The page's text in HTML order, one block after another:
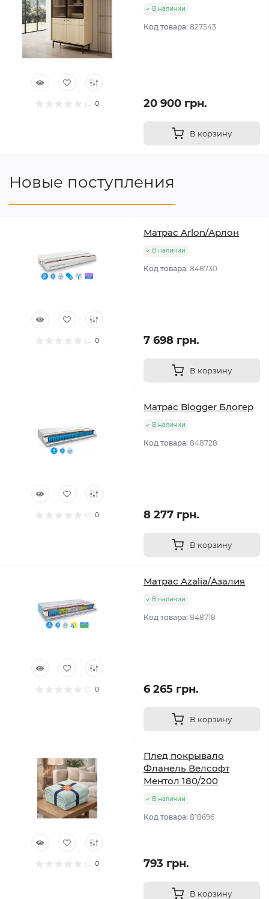
0
В наличии
Код товара: 827543
20 900 грн.
В корзину
Новые поступления
0
Матрас Arlon/Арлон
В наличии
Код товара: 848730
7 698 грн.
В корзину
0
Матрас Blogger Блогер
В наличии
Код товара: 848728
8 277 грн.
В корзину
0
Матрас Azalia/Азалия
В наличии
Код товара: 848718
6 265 грн.
В корзину
0
Плед покрывало
Фланель Велсофт
Ментол 180/200
В наличии
Код товара: 818696
793 грн.
В корзину